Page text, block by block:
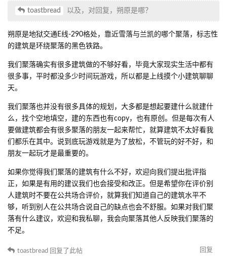
toastbread 以及，对回复，朔原是哪？
朔原是地狱交通E线-290格处，靠近雪落与兰凯的哪个聚落，标志性
的建筑是环绕聚落的黑色铁路。
我们聚落确实有很多建筑做的不够好看，毕竟大家现实生活中都有
很多事，平时都没多少时间玩游戏，所以都是上线摸个小建筑聊聊
天。
我们聚落也并没有很多具体的规划，大多都是想起要建什么就建什
么，找个空地填空，建的东西也有copy，也有原创。但是每次有人
要做建筑都会有很多聚落的朋友一起来帮忙，就算建筑不太好看我
们都乐在其中。说到底玩游戏就是为了放松，不管玩的好不好，和
朋友一起玩才是最重要的。
如果你觉得我们聚落的建筑有什么不好，欢迎向我们提出批评指
正，如果是有用的建议我们也会接受和改正。但是希望你在评价别
人建筑时不要在公共场合评价，就算我们知道自己的建筑水平不
够，听到别人在公共场合说自己的缺点也会不舒服。如果对我们聚
落有什么建议，欢迎和我私聊，我会向聚落其他人反映我们聚落的
不足。
回复
toastbread 回复了此帖